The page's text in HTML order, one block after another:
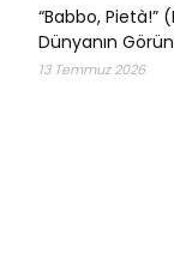
“Babbo, Pietà!”
Dünyanın
13 Temmuz 2026